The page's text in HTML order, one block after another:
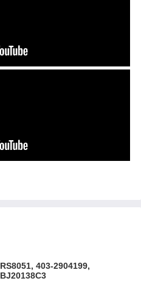
RS8051, 403-2904199,
BJ20138C3